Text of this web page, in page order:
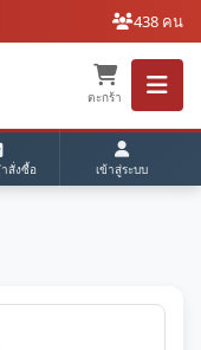
438 คน
ตะกร้า
สั่งซื้อ เข้าสู่ระบบ